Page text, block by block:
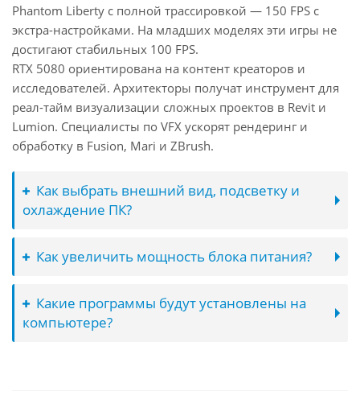
Phantom Liberty с полной трассировкой — 150 FPS с
экстра-настройками. На младших моделях эти игры не
достигают стабильных 100 FPS.
RTX 5080 ориентирована на контент креаторов и
исследователей. Архитекторы получат инструмент для
реал-тайм визуализации сложных проектов в Revit и
Lumion. Специалисты по VFX ускорят рендеринг и
обработку в Fusion, Mari и ZBrush.
Как выбрать внешний вид, подсветку и
охлаждение ПК?
Как увеличить мощность блока питания?
Какие программы будут установлены на
компьютере?